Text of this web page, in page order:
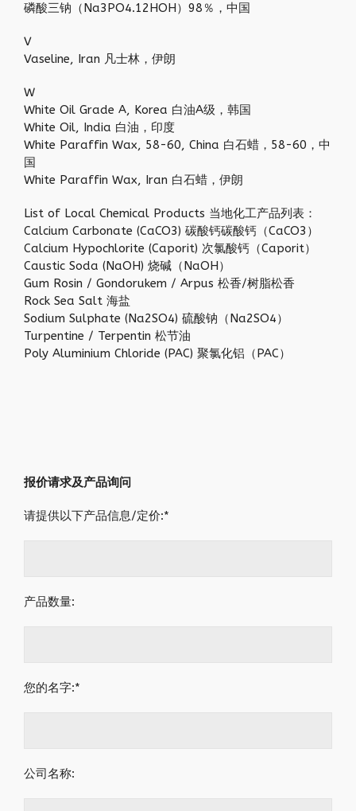
磷酸三钠（Na3PO4.12HOH）98％，中国
V
Vaseline, Iran 凡士林，伊朗
W
White Oil Grade A, Korea 白油A级，韩国
White Oil, India 白油，印度
White Paraffin Wax, 58-60, China 白石蜡，58-60，中
国
White Paraffin Wax, Iran 白石蜡，伊朗
List of Local Chemical Products 当地化工产品列表：
Calcium Carbonate (CaCO3) 碳酸钙碳酸钙（CaCO3）
Calcium Hypochlorite (Caporit) 次氯酸钙（Caporit）
Caustic Soda (NaOH) 烧碱（NaOH）
Gum Rosin / Gondorukem / Arpus 松香/树脂松香
Rock Sea Salt 海盐
Sodium Sulphate (Na2SO4) 硫酸钠（Na2SO4）
Turpentine / Terpentin 松节油
Poly Aluminium Chloride (PAC) 聚氯化铝（PAC）
报价请求及产品询问
请提供以下产品信息/定价:*
产品数量:
您的名字:*
公司名称: